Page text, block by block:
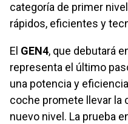
categoría de primer
rápidos, eficientes y
El GEN4, que debutará
representa el último
una potencia y
coche promete llevar la
nuevo nivel. La prueba